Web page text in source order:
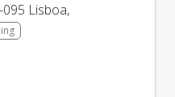
Lisboa,